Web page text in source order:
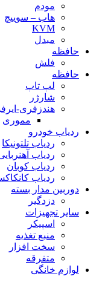
مودم
هاب – سوییچ
KVM
مبدل
حافظه
فلش
حافظه
لپ تاپ
شارژر
هندزفری-
مموری
ردیاب خودرو
ردیاب تلتونیکا
ردیاب
ردیاب کوبان
ردیاب
دوربین مدار بسته
دزدگیر
سایر تجهیزات
اسپیکر
منبع تغذیه
سخت افزار
متفرقه
لوازم خانگی